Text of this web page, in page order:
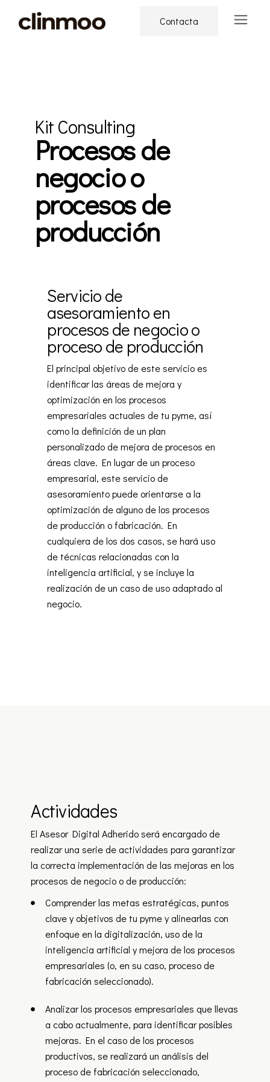
Contacta
Kit Consulting
Procesos de
negocio o
procesos de
producción
Servicio de
asesoramiento en
procesos de negocio o
proceso de producción
El principal objetivo de este servicio es
identificar las áreas de mejora y
optimización en los procesos
empresariales actuales de tu pyme, así
como la definición de un plan
personalizado de mejora de procesos en
áreas clave. En lugar de un proceso
empresarial, este servicio de
asesoramiento puede orientarse a la
optimización de alguno de los procesos
de producción o fabricación. En
cualquiera de los dos casos, se hará uso
de técnicas relacionadas con la
inteligencia artificial, y se incluye la
realización de un caso de uso adaptado al
negocio.
Actividades
El Asesor Digital Adherido será encargado de
realizar una serie de actividades para garantizar
la correcta implementación de las mejoras en los
procesos de negocio o de producción:
Comprender las metas estratégicas, puntos
clave y objetivos de tu pyme y alinearlas con
enfoque en la digitalización, uso de la
inteligencia artificial y mejora de los procesos
empresariales (o, en su caso, proceso de
fabricación seleccionado).
Analizar los procesos empresariales que llevas
a cabo actualmente, para identificar posibles
mejoras. En el caso de los procesos
productivos, se realizará un análisis del
proceso de fabricación seleccionado,